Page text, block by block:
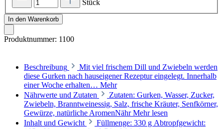
Stück
In den Warenkorb
Produktnummer: 1100
Beschreibung
Mit viel frischem Dill und Zwiebeln werden
diese Gurken nach hauseigener Rezeptur eingelegt. Innerhalb
einer Woche erhalten… Mehr
Nährwerte und Zutaten
Zutaten: Gurken, Wasser, Zucker,
Zwiebeln, Branntweinessig, Salz, frische Kräuter, Senfkörner,
Gewürze, natürliche AromenNährMehr lesen
Inhalt und Gewicht
Füllmenge: 330 g Abtropfgewicht: